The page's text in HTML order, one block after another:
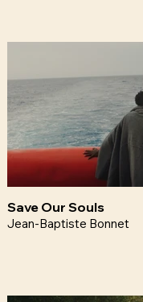
Save Our Souls
Jean-Baptiste Bonnet